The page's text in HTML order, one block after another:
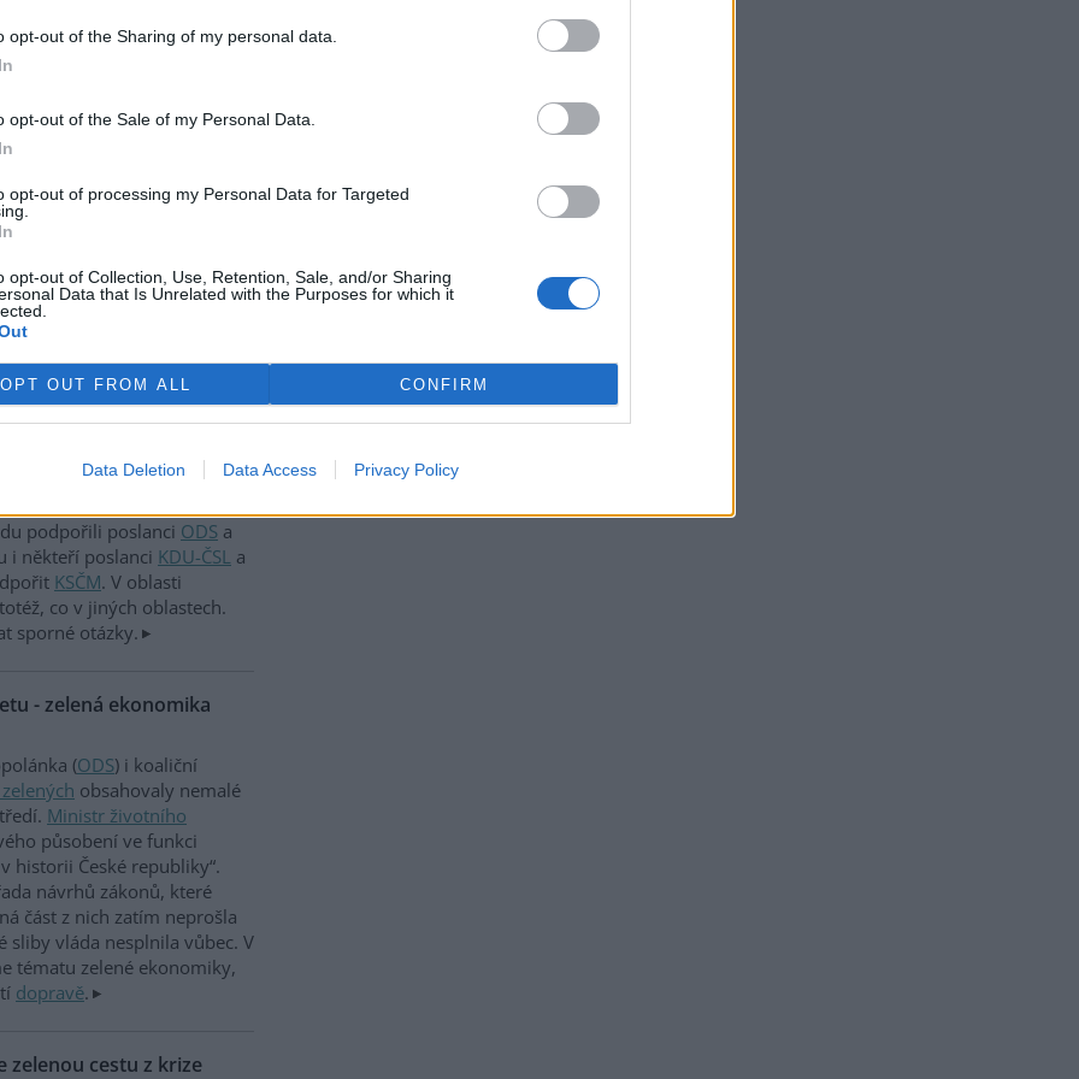
opt-out of the Sharing of my personal data.
opt-out of the Sale of my Personal Data.
opt-out of processing my Personal Data for Targeted
opt-out of Collection, Use, Retention, Sale, and/or Sharing
Data that Is Unrelated with the Purposes for which it
OPT OUT FROM ALL CONFIRM
Data Deletion Data Access Privacy Policy
o dotace jen pětatřicet
unie zřejmě klesají.
životní prostředí(EEA) se
ke klimatickým změnám
v posledních letech téměř
republika, kde emise
data pocházejí z roku
v oblasti životního
sněmovny. Podle
nepolitický a nebude
podpořili poslanci ODS a
i někteří poslanci KDU-ČSL a
KSČM. V oblasti
co v jiných oblastech.
sporné otázky.
- zelená ekonomika
(ODS) i koaliční
obsahovaly nemalé
Ministr životního
působení ve funkci
historii České republiky“.
návrhů zákonů, které
část z nich zatím neprošla
sliby vláda nesplnila vůbec. V
tématu zelené ekonomiky,
dopravě.
zelenou cestu z krize